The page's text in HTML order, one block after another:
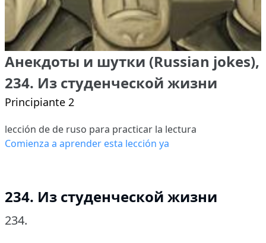
Анекдоты и шутки (Russian jokes),
234. Из студенческой жизни
Principiante 2
lección de de ruso para practicar la lectura
Comienza a aprender esta lección ya
234. Из студенческой жизни
234.